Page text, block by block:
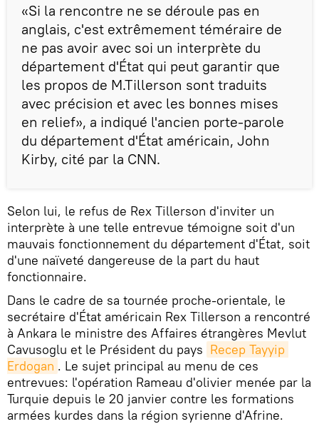
«Si la rencontre ne se déroule pas en
anglais, c'est extrêmement téméraire de
ne pas avoir avec soi un interprète du
département d'État qui peut garantir que
les propos de M.Tillerson sont traduits
avec précision et avec les bonnes mises
en relief», a indiqué l'ancien porte-parole
du département d'État américain, John
Kirby, cité par la CNN.
Selon lui, le refus de Rex Tillerson d'inviter un
interprète à une telle entrevue témoigne soit d'un
mauvais fonctionnement du département d'État, soit
d'une naïveté dangereuse de la part du haut
fonctionnaire.
Dans le cadre de sa tournée proche-orientale, le
secrétaire d'État américain Rex Tillerson a rencontré
à Ankara le ministre des Affaires étrangères Mevlut
Cavusoglu et le Président du pays Recep Tayyip
Erdogan . Le sujet principal au menu de ces
entrevues: l'opération Rameau d'olivier menée par la
Turquie depuis le 20 janvier contre les formations
armées kurdes dans la région syrienne d'Afrine.